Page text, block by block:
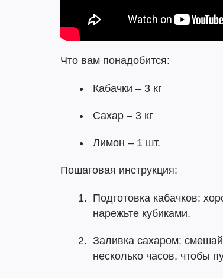
Что вам понадобится:
Кабачки – 3 кг
Сахар – 3 кг
Лимон – 1 шт.
Пошаговая инструкция:
Подготовка кабачков:
нарежьте кубиками.
Заливка сахаром:
несколько часов, чтобы